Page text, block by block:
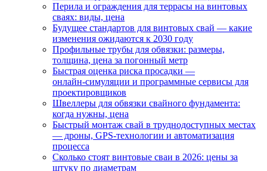
Перила и ограждения для террасы на винтовых
сваях: виды, цена
Будущее стандартов для винтовых свай — какие
изменения ожидаются к 2030 году
Профильные трубы для обвязки: размеры,
толщина, цена за погонный метр
Быстрая оценка риска просадки —
онлайн‑симуляции и программные сервисы для
проектировщиков
Швеллеры для обвязки свайного фундамента:
когда нужны, цена
Быстрый монтаж свай в труднодоступных местах
— дроны, GPS‑технологии и автоматизация
процесса
Сколько стоят винтовые сваи в 2026: цены за
штуку по диаметрам